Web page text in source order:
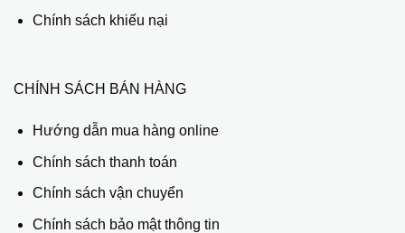
Chính sách khiếu nại
CHÍNH SÁCH BÁN HÀNG
Hướng dẫn mua hàng online
Chính sách thanh toán
Chính sách vận chuyển
Chính sách bảo mật thông tin